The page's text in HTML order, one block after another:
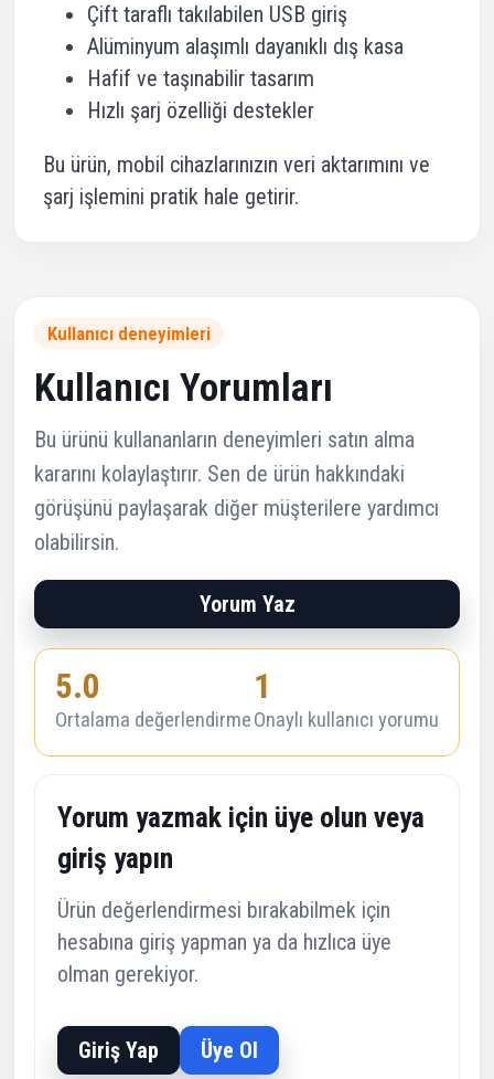
Çift taraflı takılabilen USB giriş
Alüminyum alaşımlı dayanıklı dış kasa
Hafif ve taşınabilir tasarım
Hızlı şarj özelliği destekler
Bu ürün, mobil cihazlarınızın veri aktarımını ve
şarj işlemini pratik hale getirir.
Kullanıcı deneyimleri
Kullanıcı Yorumları
Bu ürünü kullananların deneyimleri satın alma
kararını kolaylaştırır. Sen de ürün hakkındaki
görüşünü paylaşarak diğer müşterilere yardımcı
olabilirsin.
Yorum Yaz
5.0
Ortalama değerlendirme
1
Onaylı kullanıcı yorumu
Yorum yazmak için üye olun veya
giriş yapın
Ürün değerlendirmesi bırakabilmek için
hesabına giriş yapman ya da hızlıca üye
olman gerekiyor.
Giriş Yap Üye Ol